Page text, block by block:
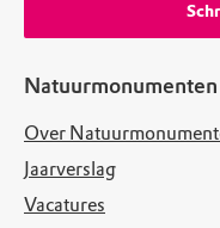
Natuurmonumenten
Over
Jaarverslag
Vacatures